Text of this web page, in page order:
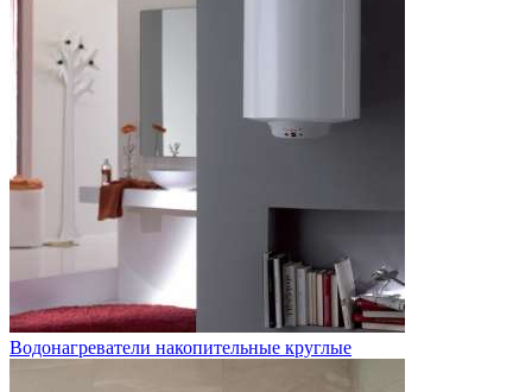
Водонагреватели накопительные круглые